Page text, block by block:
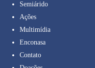
Semiárido
Ações
Multimídia
Enconasa
Contato